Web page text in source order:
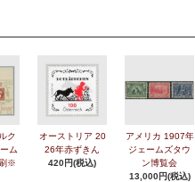
ク
ム
※
オーストリア 20
26年赤ずきん
420円(税込)
アメリカ 1907年
ジェームズタウ
ン博覧会
13,000円(税込)